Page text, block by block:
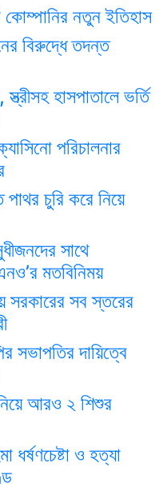
কোম্পানির নতুন ইতিহাস
বিরুদ্ধে তদন্ত
হাসপাতালে ভর্তি
পরিচালনার
চুরি করে নিয়ে
সাথে
মতবিনিময়
সরকারের সব স্তরের
সভাপতির দায়িত্বে
আরও ২ শিশুর
ধর্ষণচেষ্টা ও হত্যা